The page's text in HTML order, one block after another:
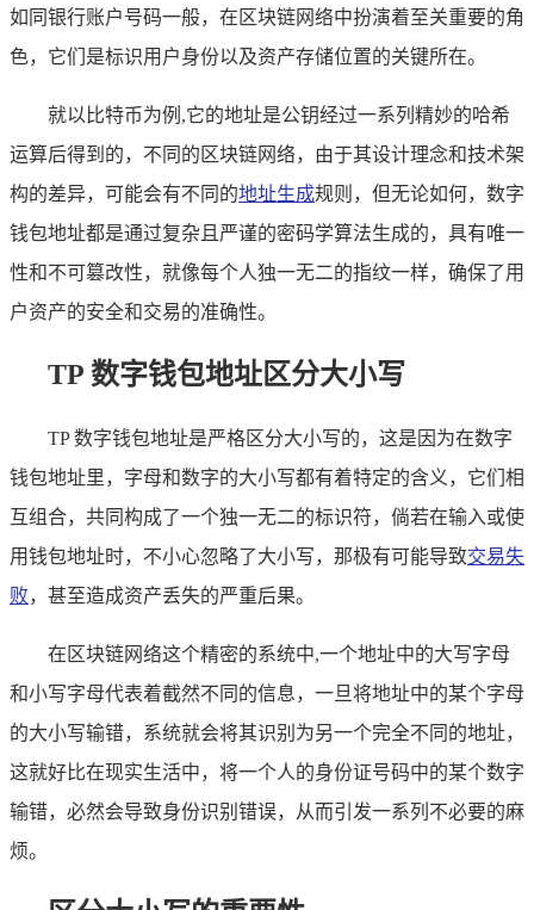
如同银行账户号码一般，在区块链网络中扮演着至关重要的角
色，它们是标识用户身份以及资产存储位置的关键所在。
就以比特币为例,它的地址是公钥经过一系列精妙的哈希
运算后得到的，不同的区块链网络，由于其设计理念和技术架
构的差异，可能会有不同的地址生成规则，但无论如何，数字
钱包地址都是通过复杂且严谨的密码学算法生成的，具有唯一
性和不可篡改性，就像每个人独一无二的指纹一样，确保了用
户资产的安全和交易的准确性。
TP 数字钱包地址区分大小写
TP 数字钱包地址是严格区分大小写的，这是因为在数字
钱包地址里，字母和数字的大小写都有着特定的含义，它们相
互组合，共同构成了一个独一无二的标识符，倘若在输入或使
用钱包地址时，不小心忽略了大小写，那极有可能导致交易失
败，甚至造成资产丢失的严重后果。
在区块链网络这个精密的系统中,一个地址中的大写字母
和小写字母代表着截然不同的信息，一旦将地址中的某个字母
的大小写输错，系统就会将其识别为另一个完全不同的地址，
这就好比在现实生活中，将一个人的身份证号码中的某个数字
输错，必然会导致身份识别错误，从而引发一系列不必要的麻
烦。